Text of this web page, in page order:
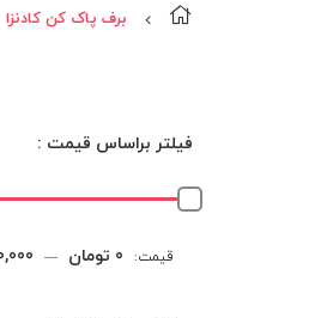
برف پاک کن کادنزا
فیلتر براساس قیمت :
حداقل
حداکثر
قیمت: 0 تومان —